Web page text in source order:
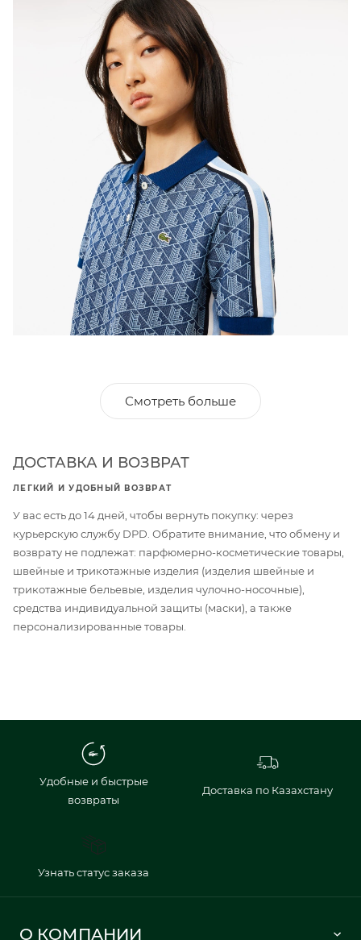
Смотреть больше
ДОСТАВКА И ВОЗВРАТ
ЛЕГКИЙ И УДОБНЫЙ ВОЗВРАТ
У вас есть до 14 дней, чтобы вернуть покупку: через
курьерскую службу DPD. Обратите внимание, что обмену и
возврату не подлежат: парфюмерно-косметические товары,
швейные и трикотажные изделия (изделия швейные и
трикотажные бельевые, изделия чулочно-носочные),
средства индивидуальной защиты (маски), а также
персонализированные товары.
Удобные и быстрые
возвраты
Доставка по Казахстану
Узнать статус заказа
О КОМПАНИИ